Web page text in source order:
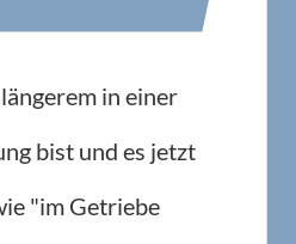
in einer
bist und es jetzt
"im Getriebe